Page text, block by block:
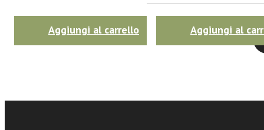
Aggiungi al carrello Aggiungi al